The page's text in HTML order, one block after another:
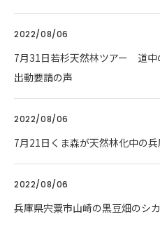
2022/08/06
7月31日若杉天然林ツアー 道中
出動要請の声
2022/08/06
7月21日くま森が天然林化中の
2022/08/06
兵庫県宍粟市山崎の黒豆畑のシ